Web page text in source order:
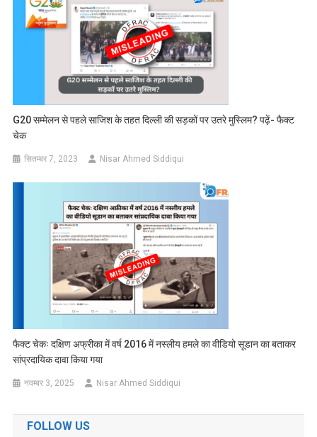
G20 सम्मेलन से पहले साजिश के तहत दिल्ली की सड़कों पर उतरे मुस्लिम? पढ़ें- फैक्ट
चेक
सितम्बर 7, 2023 Nisar Ahmed Siddiqui
फैक्ट चेकः दक्षिण अफ्रीका में वर्ष 2016 में नस्लीय हमले का वीडियो सूडान का बताकर
सांप्रदायिक दावा किया गया
नवम्बर 3, 2025 Nisar Ahmed Siddiqui
FOLLOW US